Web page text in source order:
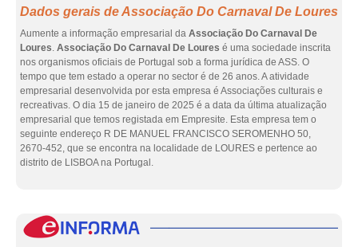
Dados gerais de Associação Do Carnaval De Loures
Aumente a informação empresarial da Associação Do Carnaval De
Loures. Associação Do Carnaval De Loures é uma sociedade inscrita
nos organismos oficiais de Portugal sob a forma jurídica de ASS. O
tempo que tem estado a operar no sector é de 26 anos. A atividade
empresarial desenvolvida por esta empresa é Associações culturais e
recreativas. O dia 15 de janeiro de 2025 é a data da última atualização
empresarial que temos registada em Empresite. Esta empresa tem o
seguinte endereço R DE MANUEL FRANCISCO SEROMENHO 50,
2670-452, que se encontra na localidade de LOURES e pertence ao
distrito de LISBOA na Portugal.